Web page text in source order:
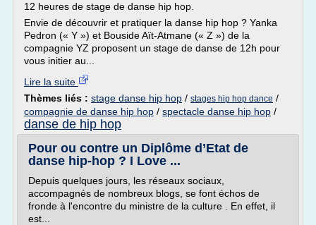
12 heures de stage de danse hip hop.
Envie de découvrir et pratiquer la danse hip hop ? Yanka
Pedron (« Y ») et Bouside Aït-Atmane (« Z ») de la
compagnie YZ proposent un stage de danse de 12h pour
vous initier au...
Lire la suite
Thèmes liés : stage danse hip hop / stages hip hop dance /
compagnie de danse hip hop / spectacle danse hip hop /
danse de hip hop
Pour ou contre un Diplôme d’Etat de
danse hip-hop ? I Love ...
Depuis quelques jours, les réseaux sociaux,
accompagnés de nombreux blogs, se font échos de
fronde à l'encontre du ministre de la culture . En effet, il
est...